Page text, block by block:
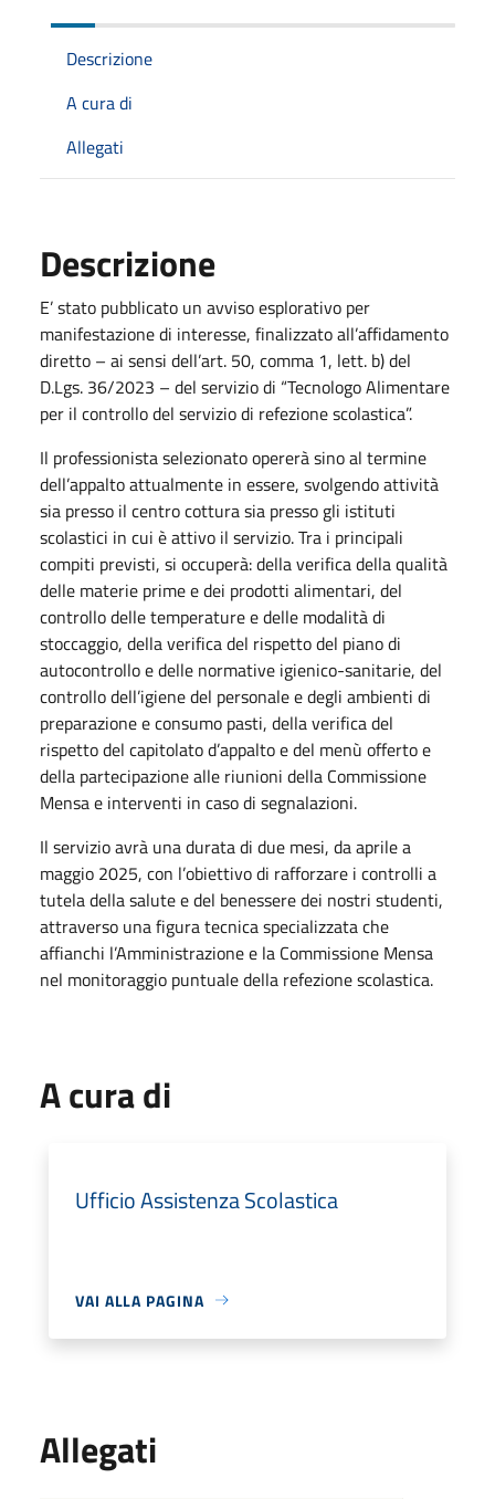
Descrizione
A cura di
Allegati
Descrizione
E’ stato pubblicato un avviso esplorativo per
manifestazione di interesse, finalizzato all’affidamento
diretto – ai sensi dell’art. 50, comma 1, lett. b) del
D.Lgs. 36/2023 – del servizio di “Tecnologo Alimentare
per il controllo del servizio di refezione scolastica”.
Il professionista selezionato opererà sino al termine
dell’appalto attualmente in essere, svolgendo attività
sia presso il centro cottura sia presso gli istituti
scolastici in cui è attivo il servizio. Tra i principali
compiti previsti, si occuperà: della verifica della qualità
delle materie prime e dei prodotti alimentari, del
controllo delle temperature e delle modalità di
stoccaggio, della verifica del rispetto del piano di
autocontrollo e delle normative igienico-sanitarie, del
controllo dell’igiene del personale e degli ambienti di
preparazione e consumo pasti, della verifica del
rispetto del capitolato d’appalto e del menù offerto e
della partecipazione alle riunioni della Commissione
Mensa e interventi in caso di segnalazioni.
Il servizio avrà una durata di due mesi, da aprile a
maggio 2025, con l’obiettivo di rafforzare i controlli a
tutela della salute e del benessere dei nostri studenti,
attraverso una figura tecnica specializzata che
affianchi l’Amministrazione e la Commissione Mensa
nel monitoraggio puntuale della refezione scolastica.
A cura di
Ufficio Assistenza Scolastica
VAI ALLA PAGINA
Allegati